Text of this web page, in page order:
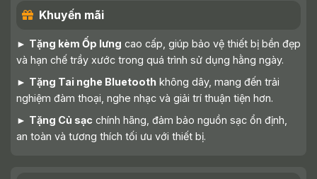
Khuyến mãi
► Tặng kèm Ốp lưng cao cấp, giúp bảo vệ thiết bị bền đẹp
và hạn chế trầy xước trong quá trình sử dụng hằng ngày.
► Tặng Tai nghe Bluetooth không dây, mang đến trải
nghiệm đàm thoại, nghe nhạc và giải trí thuận tiện hơn.
► Tặng Củ sạc chính hãng, đảm bảo nguồn sạc ổn định,
an toàn và tương thích tối ưu với thiết bị.